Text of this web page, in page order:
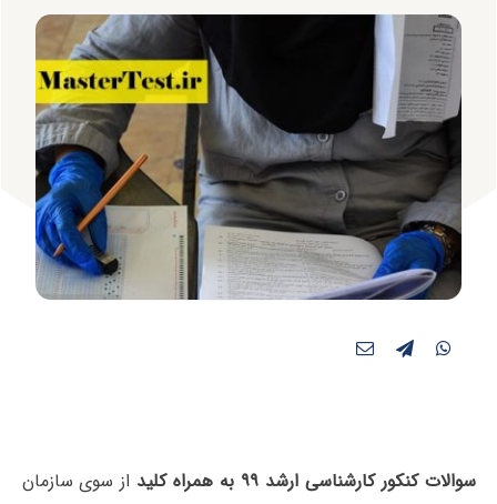
سوالات کنکور کارشناسی ارشد ۹۹ به همراه کلید
از سوی سازمان